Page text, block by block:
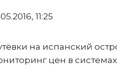
11:25
на испанский
цен в